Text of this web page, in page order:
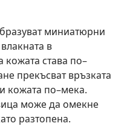
миниатюрни
в
кожата става по–
прекъсват връзката
кожата по–мека.
може да омекне
разтопена.